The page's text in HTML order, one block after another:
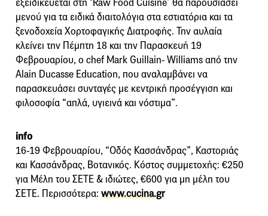
εξειδικεύεται στη ‘Raw Food Cuisine’ θα παρουσιάσει
μενού για τα ειδικά διαιτολόγια στα εστιατόρια και τα
ξενοδοχεία Χορτοφαγικής Διατροφής. Την αυλαία
κλείνει την Πέμπτη 18 και την Παρασκευή 19
Φεβρουαρίου, ο chef Mark Guillain- Williams από την
Alain Ducasse Education, που αναλαμβάνει να
παρασκευάσει συνταγές με κεντρική προσέγγιση και
φιλοσοφία “απλά, υγιεινά και νόστιμα”.
info
16-19 Φεβρουαρίου, “Οδός Κασσάνδρας”, Καστοριάς
και Κασσάνδρας, Βοτανικός. Κόστος συμμετοχής: €250
για Μέλη του ΣΕΤΕ & ιδιώτες, €600 για μη μέλη του
ΣΕΤΕ. Περισσότερα: www.cucina.gr